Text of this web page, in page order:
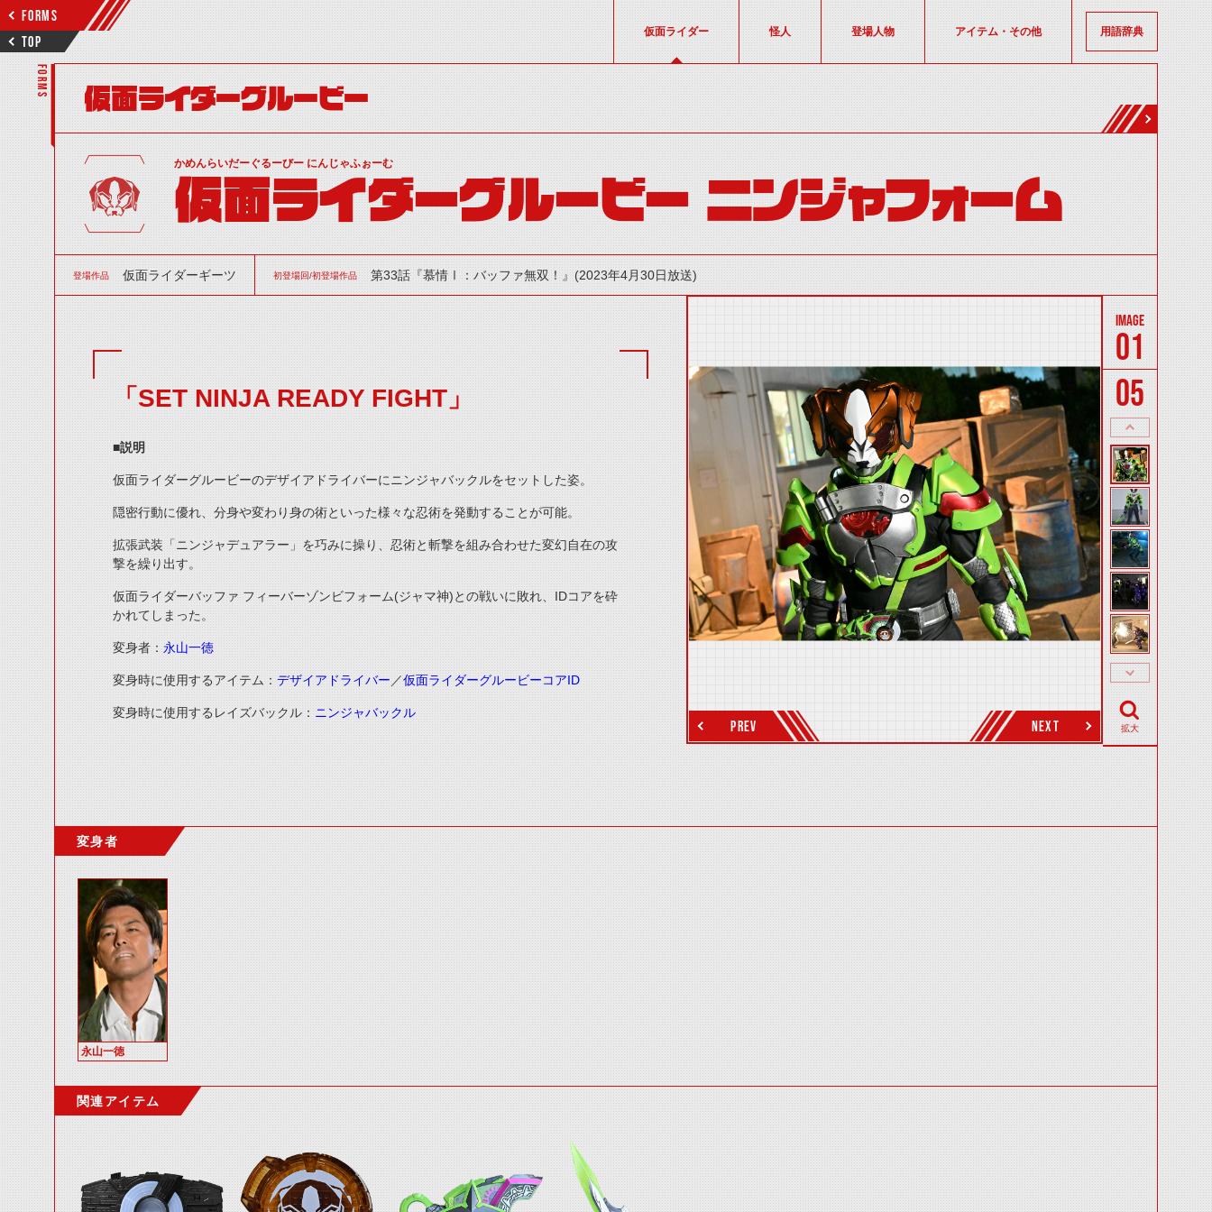
FORMS
TOP
仮面ライダー 怪人 登場人物 アイテム・その他 用語辞典
FORMS
仮面ライダーグルービー
かめんらいだーぐるーびー にんじゃふぉーむ
仮面ライダーグルービー ニンジャフォーム
登場作品 仮面ライダーギーツ 初登場回/初登場作品 第33話『慕情Ⅰ：バッファ無双！』(2023年4月30日放送)
「SET NINJA READY FIGHT」
■説明
仮面ライダーグルービーのデザイアドライバーにニンジャバックルをセットした姿。
隠密行動に優れ、分身や変わり身の術といった様々な忍術を発動することが可能。
拡張武装「ニンジャデュアラー」を巧みに操り、忍術と斬撃を組み合わせた変幻自在の攻
撃を繰り出す。
仮面ライダーバッファ フィーバーゾンビフォーム(ジャマ神)との戦いに敗れ、IDコアを砕
かれてしまった。
変身者： 永山一徳
変身時に使用するアイテム： デザイアドライバー ／仮面ライダーグルービーコアID
変身時に使用するレイズバックル： ニンジャバックル
PREV NEXT
01
05
拡大
変身者
永山一徳
関連アイテム